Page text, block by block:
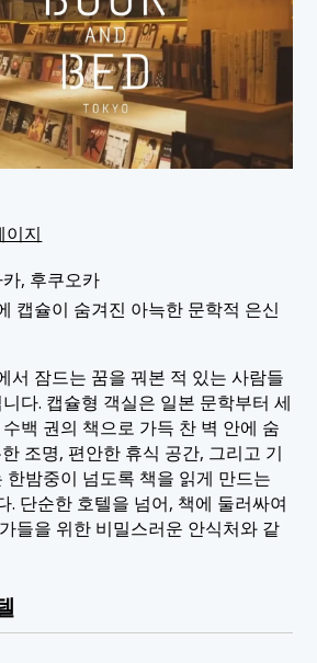
이지
, 후쿠오카
캡슐이 숨겨진 아늑한 문학적 은신
서 잠드는 꿈을 꿔본 적 있는 사람들
다. 캡슐형 객실은 일본 문학부터 세
백 권의 책으로 가득 찬 벽 안에 숨
조명, 편안한 휴식 공간, 그리고 기
한밤중이 넘도록 책을 읽게 만드는
. 단순한 호텔을 넘어, 책에 둘러싸여
들을 위한 비밀스러운 안식처와 같